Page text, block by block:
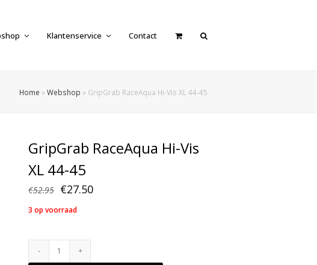
Klantenservice Contact
Home » Webshop » GripGrab RaceAqua Hi-Vis XL 44-45
GripGrab RaceAqua Hi-Vis
XL 44-45
€52.95 Oorspronkelijke
prijs
€52.95.
€27.50Huidige
3 op voorraad
GripGrab